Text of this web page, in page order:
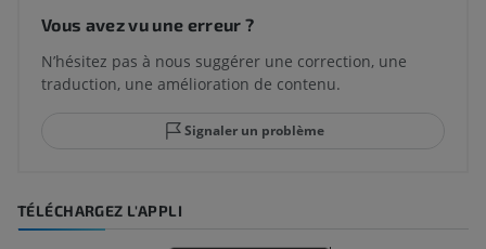
Vous avez vu une erreur ?
N’hésitez pas à nous suggérer une correction, une
traduction, une amélioration de contenu.
Signaler un problème
TÉLÉCHARGEZ L'APPLI